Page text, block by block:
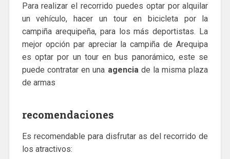
Para realizar el recorrido puedes optar por alquilar
un vehículo, hacer un tour en bicicleta por la
campiña arequipeña, para los más deportistas. La
mejor opción par apreciar la campiña de Arequipa
es optar por un tour en bus panorámico, este se
puede contratar en una agenciade la misma plaza
de armas
recomendaciones
Es recomendable para disfrutar as del recorrido de
los atractivos: